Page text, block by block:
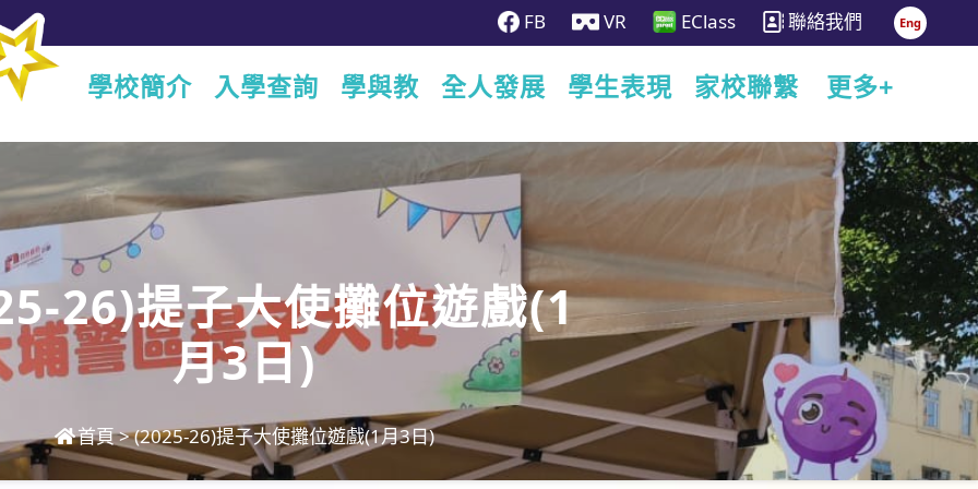
FB VR EClass 聯絡我們 Eng
學校簡介 入學查詢 學與教 全人發展 學生表現 家校聯繫 更多+
26)提子大使攤位遊戲(1
月3日)
首頁>(2025-26)提子大使攤位遊戲(1月3日)